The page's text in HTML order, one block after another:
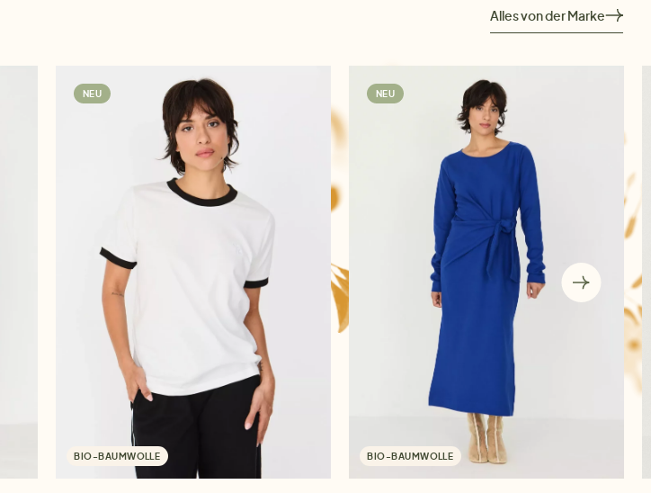
Alles von der Marke
NEU
BIO-BAUMWOLLE
NEU
BIO-BAUMWOLLE